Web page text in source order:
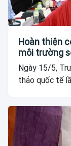
Hoàn thiện
môi trường
Ngày 15/5,
thảo quốc tế